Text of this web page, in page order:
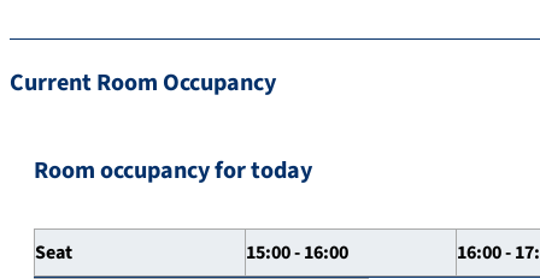
Current Room Occupancy
Room occupancy for today
Seat 15:00 - 16:00 16:00 -